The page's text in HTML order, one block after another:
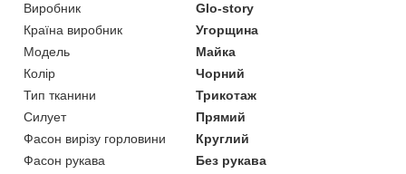
Виробник
Glo-story
Країна виробник
Угорщина
Модель
Майка
Колір
Чорний
Тип тканини
Трикотаж
Силует
Прямий
Фасон вирізу горловини
Круглий
Фасон рукава
Без рукава